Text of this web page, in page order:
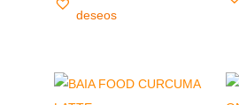
deseos